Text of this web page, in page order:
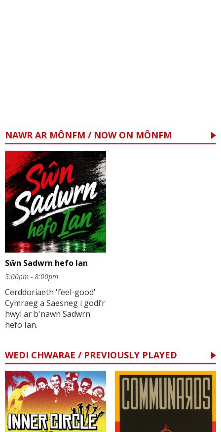
NAWR AR MÔNFM / NOW ON MÔNFM
Sŵn Sadwrn hefo Ian
5:00pm - 8:00pm
Cerddoriaeth 'feel-good'
Cymraeg a Saesneg i godi’r
hwyl ar b'nawn Sadwrn
hefo Ian.
WEDI CHWARAE / PREVIOUSLY PLAYED